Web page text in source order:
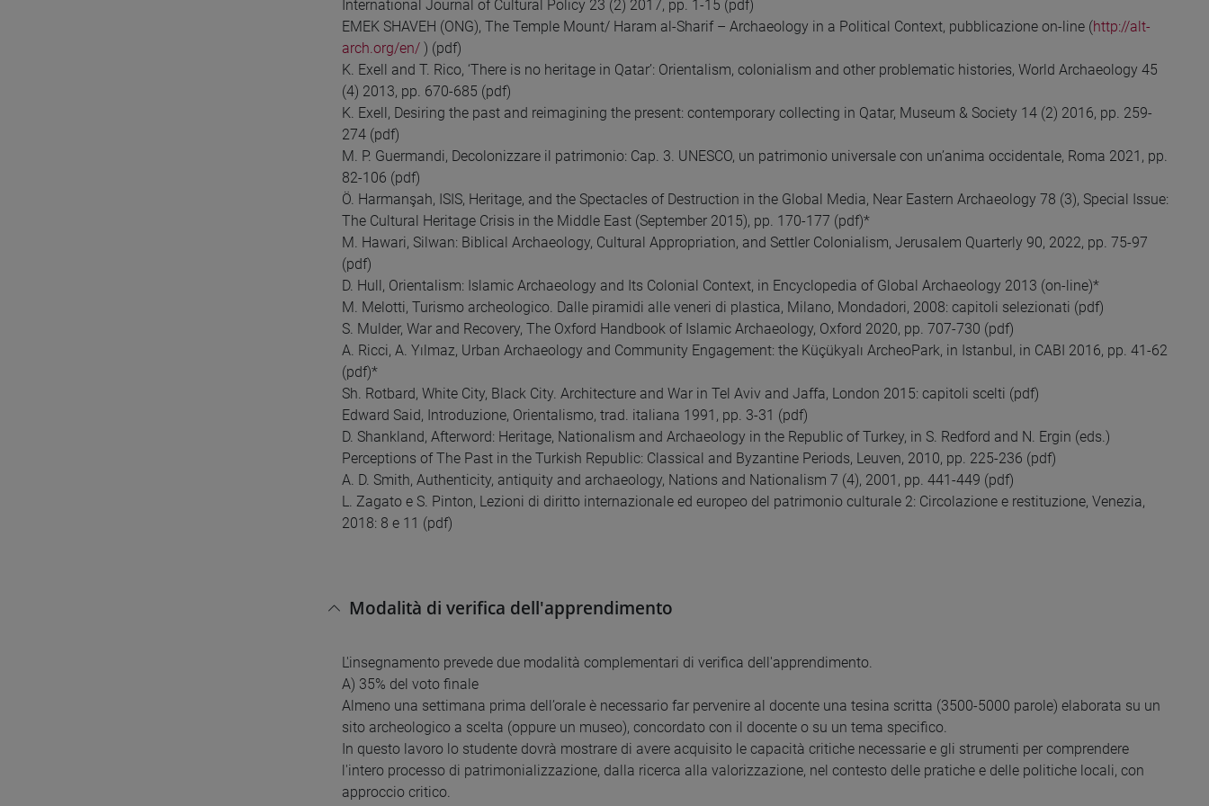
International Journal of Cultural Policy 23 (2) 2017, pp. 1-15 (pdf)
EMEK SHAVEH (ONG), The Temple Mount/ Haram al-Sharif – Archaeology in a Political Context, pubblicazione on-line (http://alt-
arch.org/en/ ) (pdf)
K. Exell and T. Rico, ‘There is no heritage in Qatar’: Orientalism, colonialism and other problematic histories, World Archaeology 45
(4) 2013, pp. 670-685 (pdf)
K. Exell, Desiring the past and reimagining the present: contemporary collecting in Qatar, Museum & Society 14 (2) 2016, pp. 259-
274 (pdf)
M. P. Guermandi, Decolonizzare il patrimonio: Cap. 3. UNESCO, un patrimonio universale con un’anima occidentale, Roma 2021, pp.
82-106 (pdf)
Ö. Harmanşah, ISIS, Heritage, and the Spectacles of Destruction in the Global Media, Near Eastern Archaeology 78 (3), Special Issue:
The Cultural Heritage Crisis in the Middle East (September 2015), pp. 170-177 (pdf)*
M. Hawari, Silwan: Biblical Archaeology, Cultural Appropriation, and Settler Colonialism, Jerusalem Quarterly 90, 2022, pp. 75-97
(pdf)
D. Hull, Orientalism: Islamic Archaeology and Its Colonial Context, in Encyclopedia of Global Archaeology 2013 (on-line)*
M. Melotti, Turismo archeologico. Dalle piramidi alle veneri di plastica, Milano, Mondadori, 2008: capitoli selezionati (pdf)
S. Mulder, War and Recovery, The Oxford Handbook of Islamic Archaeology, Oxford 2020, pp. 707-730 (pdf)
A. Ricci, A. Yılmaz, Urban Archaeology and Community Engagement: the Küçükyalı ArcheoPark, in Istanbul, in CABI 2016, pp. 41-62
(pdf)*
Sh. Rotbard, White City, Black City. Architecture and War in Tel Aviv and Jaffa, London 2015: capitoli scelti (pdf)
Edward Said, Introduzione, Orientalismo, trad. italiana 1991, pp. 3-31 (pdf)
D. Shankland, Afterword: Heritage, Nationalism and Archaeology in the Republic of Turkey, in S. Redford and N. Ergin (eds.)
Perceptions of The Past in the Turkish Republic: Classical and Byzantine Periods, Leuven, 2010, pp. 225-236 (pdf)
A. D. Smith, Authenticity, antiquity and archaeology, Nations and Nationalism 7 (4), 2001, pp. 441-449 (pdf)
L. Zagato e S. Pinton, Lezioni di diritto internazionale ed europeo del patrimonio culturale 2: Circolazione e restituzione, Venezia,
2018: 8 e 11 (pdf)
Modalità di verifica dell'apprendimento
L'insegnamento prevede due modalità complementari di verifica dell'apprendimento.
A) 35% del voto finale
Almeno una settimana prima dell’orale è necessario far pervenire al docente una tesina scritta (3500-5000 parole) elaborata su un
sito archeologico a scelta (oppure un museo), concordato con il docente o su un tema specifico.
In questo lavoro lo studente dovrà mostrare di avere acquisito le capacità critiche necessarie e gli strumenti per comprendere
l'intero processo di patrimonializzazione, dalla ricerca alla valorizzazione, nel contesto delle pratiche e delle politiche locali, con
approccio critico.